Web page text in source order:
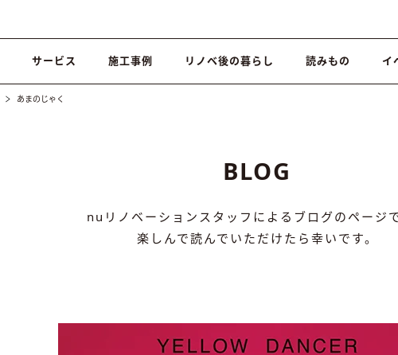
サービス 施工事例 リノベ後の暮らし 読みもの イ
あまのじゃく
BLOG
nuリノベーションスタッフによるブログのページで
楽しんで読んでいただけたら幸いです。